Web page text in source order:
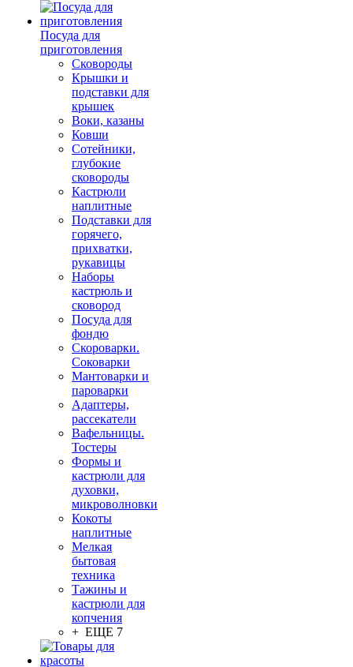
Посуда для
приготовления
Сковороды
Крышки и
подставки для
крышек
Воки, казаны
Ковши
Сотейники,
глубокие
сковороды
Кастрюли
наплитные
Подставки для
горячего,
прихватки,
рукавицы
Наборы
кастрюль и
сковород
Посуда для
фондю
Скороварки.
Соковарки
Мантоварки и
пароварки
Адаптеры,
рассекатели
Вафельницы.
Тостеры
Формы и
кастрюли для
духовки,
микроволновки
Кокоты
наплитные
Мелкая
бытовая
техника
Тажины и
кастрюли для
копчения
+ ЕЩЕ 7